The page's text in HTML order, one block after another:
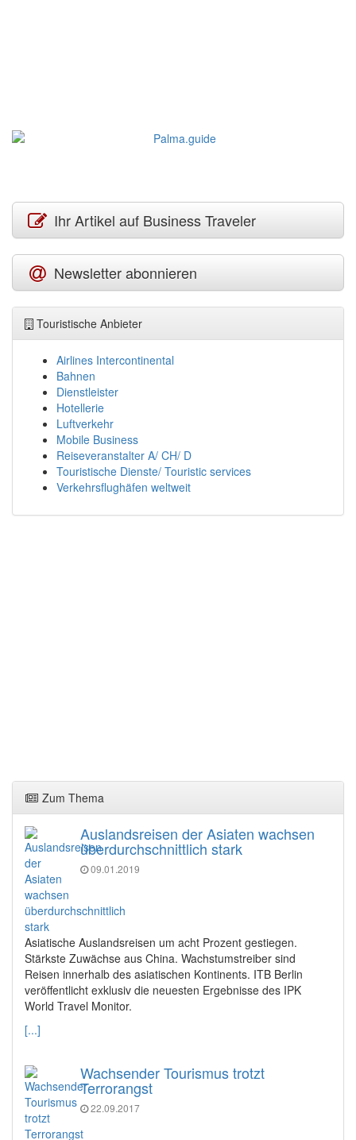
Ihr Artikel auf Business Traveler
Newsletter abonnieren
Touristische Anbieter
Airlines Intercontinental
Bahnen
Dienstleister
Hotellerie
Luftverkehr
Mobile Business
Reiseveranstalter A/ CH/ D
Touristische Dienste/ Touristic services
Verkehrsflughäfen weltweit
Zum Thema
Auslandsreisen der Asiaten wachsen
überdurchschnittlich stark
09.01.2019
Asiatische Auslandsreisen um acht Prozent gestiegen.
Stärkste Zuwächse aus China. Wachstumstreiber sind
Reisen innerhalb des asiatischen Kontinents. ITB Berlin
veröffentlicht exklusiv die neuesten Ergebnisse des IPK
World Travel Monitor.
[...]
Wachsender Tourismus trotzt
Terrorangst
22.09.2017